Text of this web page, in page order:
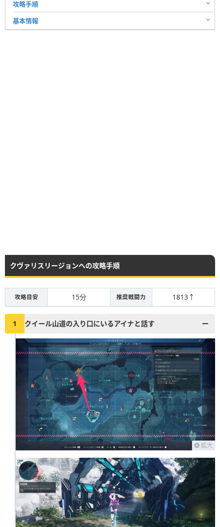
攻略手順
基本情報
クヴァリスリージョンへの攻略手順
攻略目安 15分 推奨戦闘力 1813↑
1 クイール山道の入り口にいるアイナと話す
拡大